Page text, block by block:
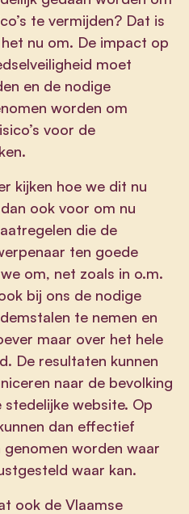
te vermijden? Dat is
nu om. De impact op
moet
en de nodige
worden om
voor de
kijken hoe we dit nu
ook voor om nu
die de
ten goede
om, net zoals in o.m.
bij ons de nodige
te nemen en
maar over het hele
De resultaten kunnen
naar de bevolking
website. Op
dan effectief
worden waar
waar kan.
ook de Vlaamse